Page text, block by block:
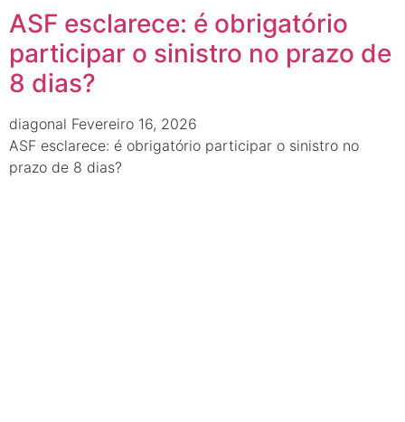
ASF esclarece: é obrigatório
participar o sinistro no prazo de
8 dias?
diagonal Fevereiro 16, 2026
ASF esclarece: é obrigatório participar o sinistro no
prazo de 8 dias?